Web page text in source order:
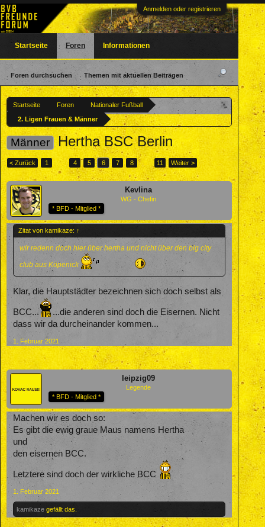
Anmelden oder registrieren
Startseite Foren
Nationaler Fußball
2. Ligen Frauen & Männer
Männer Hertha BSC Berlin
< Zurück 1 ← 4 5 6 7 8 → 11 Weiter >
Kevlina
WG - Chefin
* BFD - Mitglied *
Zitat von kamikaze: ↑
wir redenn doch hier über hertha und nicht über den big city
club aus Köpenick
Klar, die Hauptstädter bezeichnen sich doch selbst als
BCC...
...die anderen sind doch die Eisernen. Nicht
dass wir da durcheinander kommen...
1. Februar 2021
leipzig09
Legende
* BFD - Mitglied *
Machen wir es doch so:
Es gibt die ewig graue Maus namens Hertha
und
den eisernen BCC.
Letztere sind doch der wirkliche BCC
1. Februar 2021
kamikaze gefällt das.
Startseite Foren
Foren durchsuchen Themen mit aktuellen Beiträgen
Informationen